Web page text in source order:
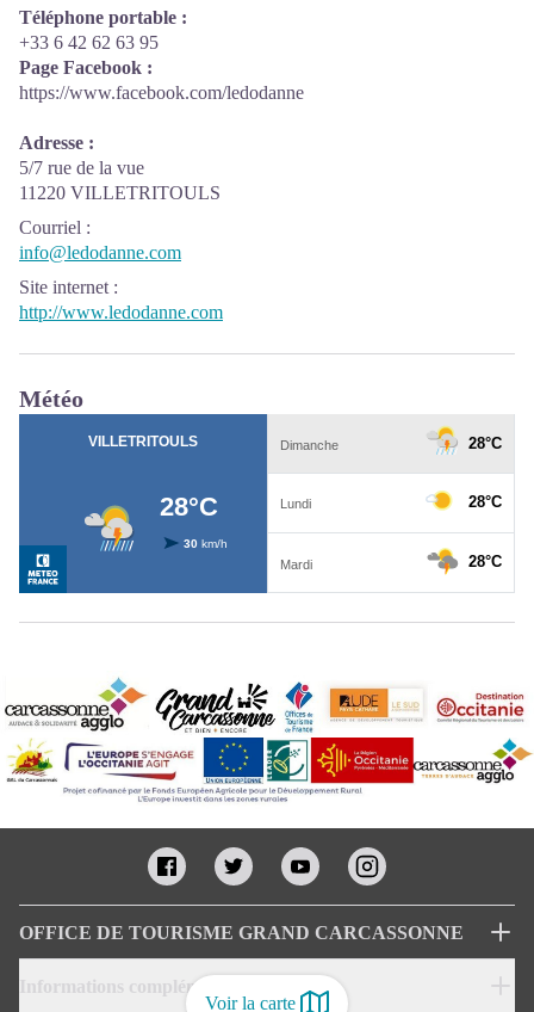
Voir la carte
Téléphone portable :
+33 6 42 62 63 95
Page Facebook :
https://www.facebook.com/ledodanne
Adresse :
5/7 rue de la vue
11220 VILLETRITOULS
Courriel :
info@ledodanne.com
Site internet :
http://www.ledodanne.com
Météo
OFFICE DE TOURISME GRAND CARCASSONNE
Informations complémentaires